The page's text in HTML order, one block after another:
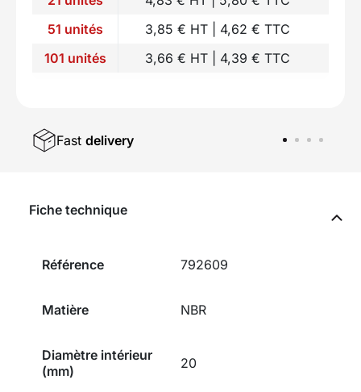
51 unités
3,85 € HT | 4,62 € TTC
101 unités
3,66 € HT | 4,39 € TTC
Fast delivery
Fiche technique
Référence 792609
Matière NBR
Diamètre intérieur
(mm)
20